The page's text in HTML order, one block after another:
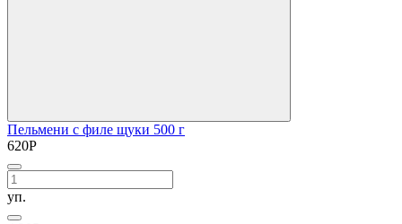
Пельмени с филе щуки 500 г
620Р
уп.